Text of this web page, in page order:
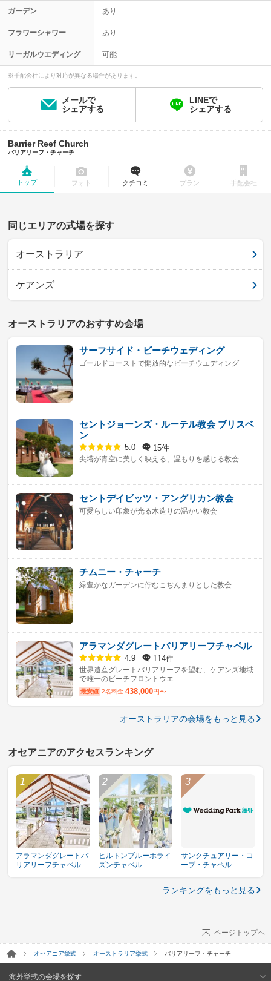
ガーデン あり
フラワーシャワー あり
リーガルウエディング 可能
※手配会社により対応が異なる場合があります。
メールで
シェアする
LINEで
シェアする
Barrier Reef Church
バリアリーフ・チャーチ
トップ フォト クチコミ プラン 手配会社
同じエリアの式場を探す
オーストラリア
ケアンズ
オーストラリアのおすすめ会場
サーフサイド・ビーチウェディング
ゴールドコーストで開放的なビーチウエディング
セントジョーンズ・ルーテル教会 ブリスベ
ン
5.0 15件
尖塔が青空に美しく映える、温もりを感じる教会
セントデイビッツ・アングリカン教会
可愛らしい印象が光る木造りの温かい教会
チムニー・チャーチ
緑豊かなガーデンに佇むこぢんまりとした教会
アラマンダグレートバリアリーフチャペル
4.9 114件
世界遺産グレートバリアリーフを望む、ケアンズ地域
で唯一のビーチフロントウエ...
最安値 2名料金 438,000円〜
オーストラリアの会場をもっと見る
オセアニアのアクセスランキング
アラマンダグレートバ
リアリーフチャペル
ヒルトンブルーホライ
ズンチャペル
サンクチュアリー・コ
ーブ・チャペル
ランキングをもっと見る
ページトップへ
オセアニア挙式 オーストラリア挙式 バリアリーフ・チャーチ
海外挙式の会場を探す